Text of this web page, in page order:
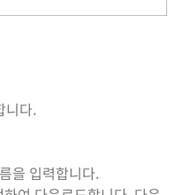
니다.
을 입력합니다.